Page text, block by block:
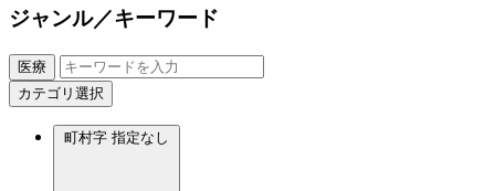
ジャンル／キーワード
医療
カテゴリ選択
町村字 指定なし